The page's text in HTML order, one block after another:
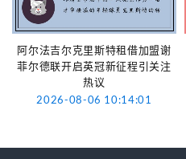
阿尔法吉尔克里斯特租借加盟谢
菲尔德联开启英冠新征程引关注
热议
2026-08-06 10:14:01